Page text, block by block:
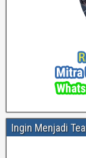
Ingin Menjadi